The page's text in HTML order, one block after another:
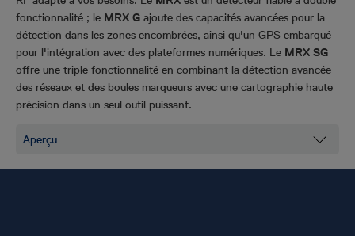
fonctionnalité ; le MRX G ajoute des capacités avancées pour la
détection dans les zones encombrées, ainsi qu'un GPS embarqué
pour l'intégration avec des plateformes numériques. Le MRX SG
offre une triple fonctionnalité en combinant la détection avancée
des réseaux et des boules marqueurs avec une cartographie haute
précision dans un seul outil puissant.